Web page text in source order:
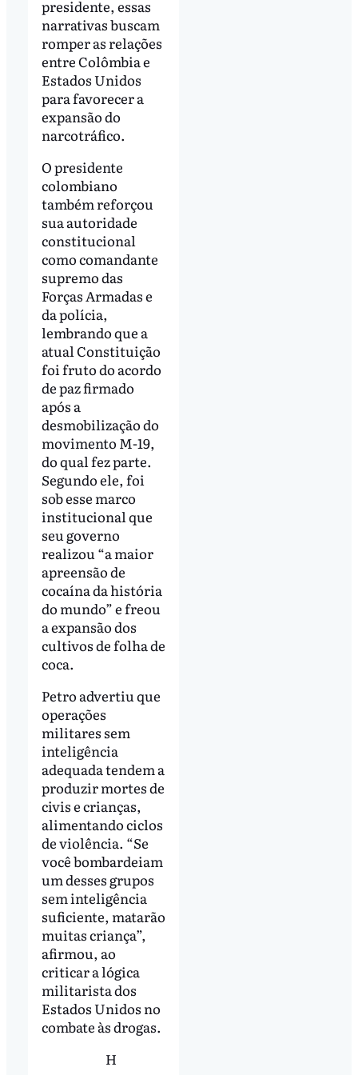
presidente, essas
narrativas buscam
romper as relações
entre Colômbia e
Estados Unidos
para favorecer a
expansão do
narcotráfico.
O presidente
colombiano
também reforçou
sua autoridade
constitucional
como comandante
supremo das
Forças Armadas e
da polícia,
lembrando que a
atual Constituição
foi fruto do acordo
de paz firmado
após a
desmobilização do
movimento M-19,
do qual fez parte.
Segundo ele, foi
sob esse marco
institucional que
seu governo
realizou “a maior
apreensão de
cocaína da história
do mundo” e freou
a expansão dos
cultivos de folha de
coca.
Petro advertiu que
operações
militares sem
inteligência
adequada tendem a
produzir mortes de
civis e crianças,
alimentando ciclos
de violência. “Se
você bombardeiam
um desses grupos
sem inteligência
suficiente, matarão
muitas criança”,
afirmou, ao
criticar a lógica
militarista dos
Estados Unidos no
combate às drogas.
H